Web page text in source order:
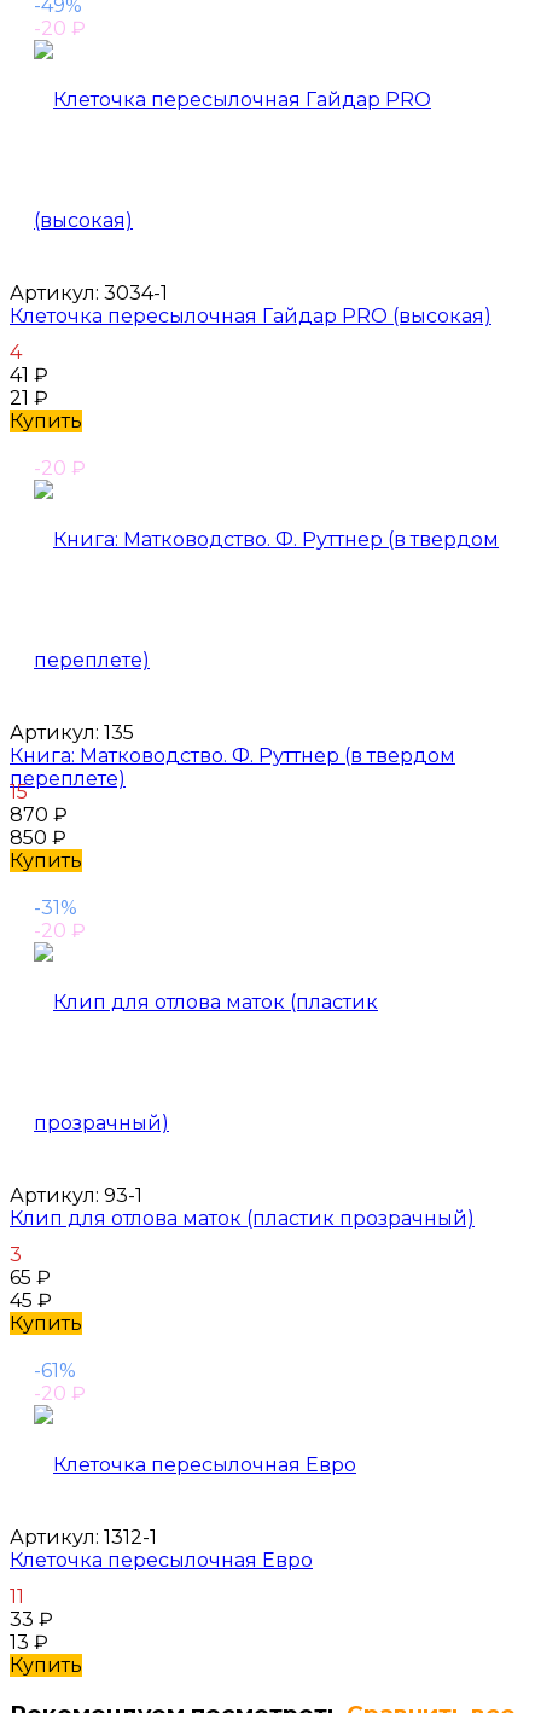
-49%
-20 ₽
Артикул: 3034-1
Клеточка пересылочная Гайдар PRO (высокая)
4
41 ₽
21 ₽
Купить
-20 ₽
Артикул: 135
Книга: Матководство. Ф. Руттнер (в твердом
переплете)
15
870 ₽
850 ₽
Купить
-31%
-20 ₽
Артикул: 93-1
Клип для отлова маток (пластик прозрачный)
3
65 ₽
45 ₽
Купить
-61%
-20 ₽
Артикул: 1312-1
Клеточка пересылочная Евро
11
33 ₽
13 ₽
Купить